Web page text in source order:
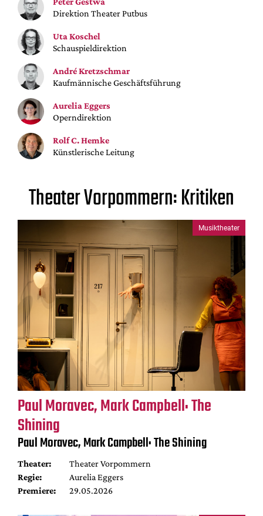
Suche
Direktion Theater Putbus
Uta Koschel
Schauspieldirektion
André Kretzschmar
Kaufmännische Geschäftsführung
Aurelia Eggers
Operndirektion
Rolf C. Hemke
Künstlerische Leitung
Theater Vorpommern: Kritiken
Musiktheater
Paul Moravec, Mark Campbell: The
Shining
Paul Moravec, Mark Campbell: The Shining
Theater:
Theater Vorpommern
Regie:
Aurelia Eggers
Premiere:
29.05.2026